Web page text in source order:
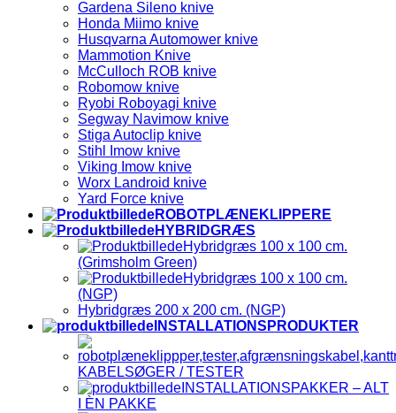
Gardena Sileno knive
Honda Miimo knive
Husqvarna Automower knive
Mammotion Knive
McCulloch ROB knive
Robomow knive
Ryobi Roboyagi knive
Segway Navimow knive
Stiga Autoclip knive
Stihl Imow knive
Viking Imow knive
Worx Landroid knive
Yard Force knive
ROBOTPLÆNEKLIPPERE
HYBRIDGRÆS
Hybridgræs 100 x 100 cm.
(Grimsholm Green)
Hybridgræs 100 x 100 cm.
(NGP)
Hybridgræs 200 x 200 cm. (NGP)
INSTALLATIONSPRODUKTER
KABELSØGER / TESTER
INSTALLATIONSPAKKER – ALT
I ÈN PAKKE